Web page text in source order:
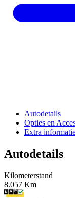
Autodetails
Opties en
Extra
Autodetails
Kilometerstand
8.057 Km